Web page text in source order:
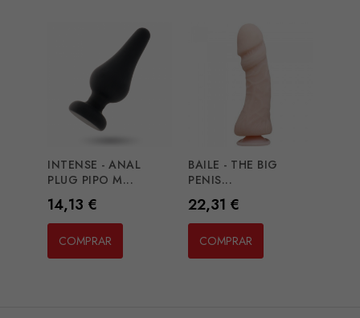
INTENSE - ANAL
PLUG PIPO M...
Preço
14,13 €
COMPRAR
BAILE - THE BIG
PENIS...
Preço
22,31 €
COMPRAR